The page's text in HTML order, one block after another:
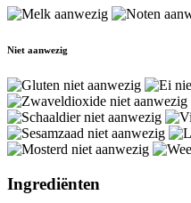
Niet aanwezig
Ingrediënten